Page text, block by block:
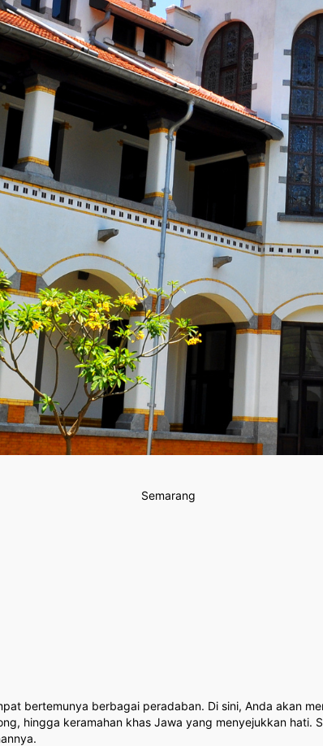
Semarang
bertemunya berbagai peradaban. Di sini, Anda akan
hingga keramahan khas Jawa yang menyejukkan hati.